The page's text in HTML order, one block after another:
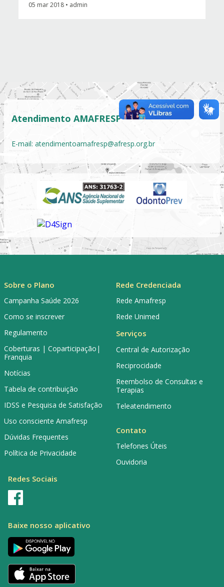
05 mar 2018 • admin
Atendimento AMAFRESP
E-mail: atendimentoamafresp@afresp.org.br
Sobre o Plano
Campanha Saúde 2026
Como se inscrever
Regulamento
Coberturas | Coparticipação|
Franquia
Notícias
Tabela de contribuição
IDSS e Pesquisa de Satisfação
Uso consciente Amafresp
Dúvidas Frequentes
Política de Privacidade
Rede Credenciada
Rede Amafresp
Rede Unimed
Serviços
Central de Autorização
Reciprocidade
Reembolso de Consultas e
Terapias
Teleatendimento
Contato
Telefones Úteis
Ouvidoria
Redes Sociais
Baixe nosso aplicativo